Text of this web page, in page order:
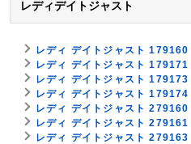
レディデイトジャスト
レディ デイトジャスト 179160
レディ デイトジャスト 179171
レディ デイトジャスト 179173
レディ デイトジャスト 179174
レディ デイトジャスト 279160
レディ デイトジャスト 279161
レディ デイトジャスト 279163